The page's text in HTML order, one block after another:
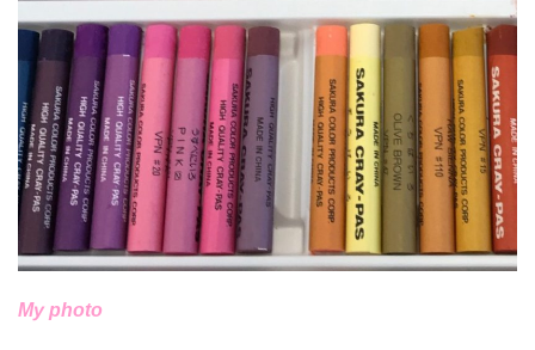
My photo